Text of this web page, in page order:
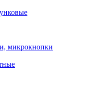
микрокнопки